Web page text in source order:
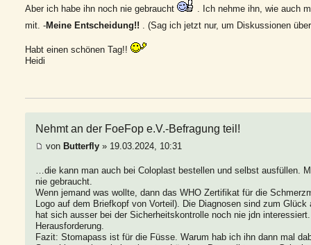
Aber ich habe ihn noch nie gebraucht
. Ich nehme ihn, wie auch
mit. -Meine Entscheidung!! . (Sag ich jetzt nur, um Diskussionen
Habt einen schönen Tag!!
Heidi
Nehmt an der FoeFop e.V.-Befragung teil!
von Butterfly » 19.03.2024, 10:31
…die kann man auch bei Coloplast bestellen und selbst ausfüllen.
nie gebraucht.
Wenn jemand was wollte, dann das WHO Zertifikat für die
Logo auf dem Briefkopf von Vorteil). Die Diagnosen sind zum
hat sich ausser bei der Sicherheitskontrolle noch nie jdn
Herausforderung.
Fazit: Stomapass ist für die Füsse. Warum hab ich ihn dann mal